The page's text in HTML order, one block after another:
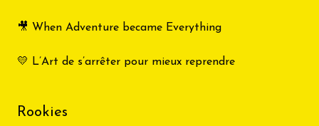
🎥 When Adventure became Everything
💛 L’Art de s’arrêter pour mieux reprendre
Rookies